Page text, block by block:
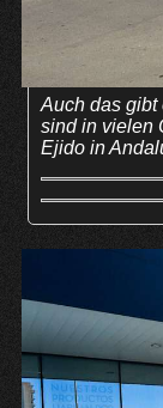
Auch das
sind in vielen
Ejido in